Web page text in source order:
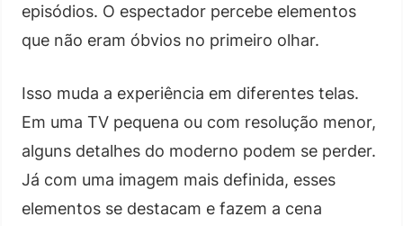
episódios. O espectador percebe elementos
que não eram óbvios no primeiro olhar.
Isso muda a experiência em diferentes telas.
Em uma TV pequena ou com resolução menor,
alguns detalhes do moderno podem se perder.
Já com uma imagem mais definida, esses
elementos se destacam e fazem a cena